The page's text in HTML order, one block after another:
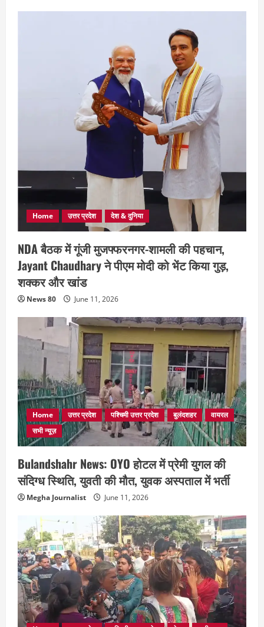
Home उत्तर प्रदेश देश & दुनिया
NDA बैठक में गूंजी मुजफ्फरनगर-शामली की पहचान,
Jayant Chaudhary ने पीएम मोदी को भेंट किया गुड़,
शक्कर और खांड
News 80 June 11, 2026
Home उत्तर प्रदेश पश्चिमी उत्तर प्रदेश बुलंदशहर
वायरल
सभी न्यूज़
Bulandshahr News: OYO होटल में प्रेमी युगल की
संदिग्ध स्थिति, युवती की मौत, युवक अस्पताल में भर्ती
Megha Journalist June 11, 2026